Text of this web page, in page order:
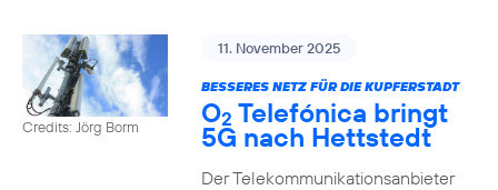
Credits: Jörg Borm
11. November 2025
BESSERES NETZ FÜR DIE KUPFERSTADT
O2 Telefónica bringt
5G nach Hettstedt
Der Telekommunikationsanbieter